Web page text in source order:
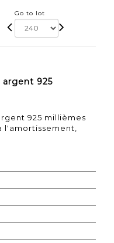
Go to lot
argent 925
925 millièmes
l'amortissement,